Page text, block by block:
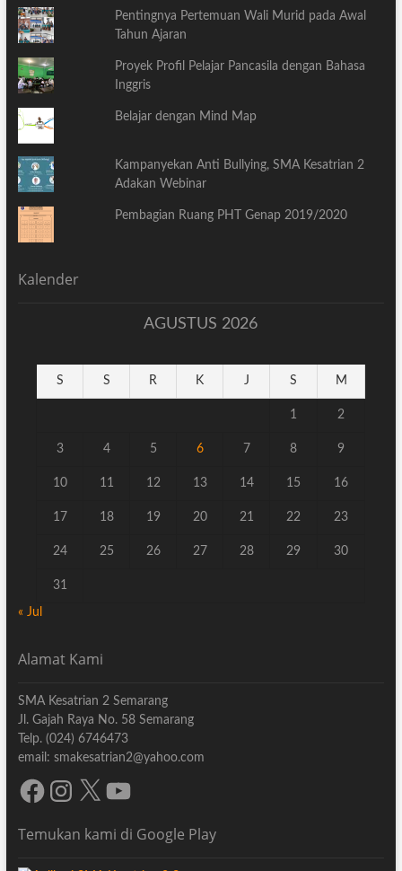
Pentingnya Pertemuan Wali Murid pada Awal
Tahun Ajaran
Proyek Profil Pelajar Pancasila dengan Bahasa
Inggris
Belajar dengan Mind Map
Kampanyekan Anti Bullying, SMA Kesatrian 2
Adakan Webinar
Pembagian Ruang PHT Genap 2019/2020
Kalender
AGUSTUS 2026
S S R K J S M
1 2
3 4 5 6 7 8 9
10 11 12 13 14 15 16
17 18 19 20 21 22 23
24 25 26 27 28 29 30
31
« Jul
Alamat Kami
SMA Kesatrian 2 Semarang
Jl. Gajah Raya No. 58 Semarang
Telp. (024) 6746473
email: smakesatrian2@yahoo.com
FacebookInstagram
X YouTube
Temukan kami di Google Play